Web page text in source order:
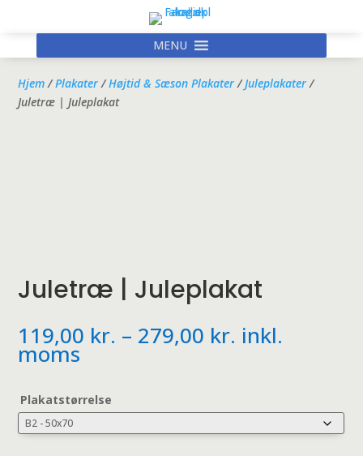
MENU
Hjem/Plakater/Højtid & Sæson Plakater/Juleplakater/
Juletræ | Juleplakat
Juletræ | Juleplakat
119,00 kr. – 279,00 kr. Prisinterval:
119,00 kr.
inkl.
moms
Plakatstørrelse